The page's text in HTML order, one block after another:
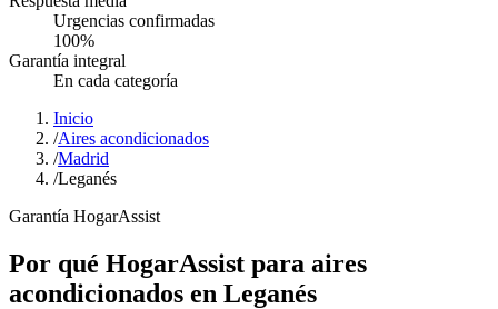
Urgencias confirmadas
100%
Garantía integral
En cada categoría
Inicio
/Aires acondicionados
/Madrid
/Leganés
Garantía HogarAssist
Por qué HogarAssist para aires
acondicionados en Leganés